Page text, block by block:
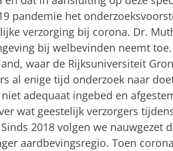
pandemie het
verzorging bij corona. Dr.
bij welbevinden neemt
waar de Rijksuniversiteit
al enige tijd onderzoek naar
adequaat ingebed en
wat geestelijk verzorgers
2018 volgen we nauwgezet
aardbevingsregio. Toen